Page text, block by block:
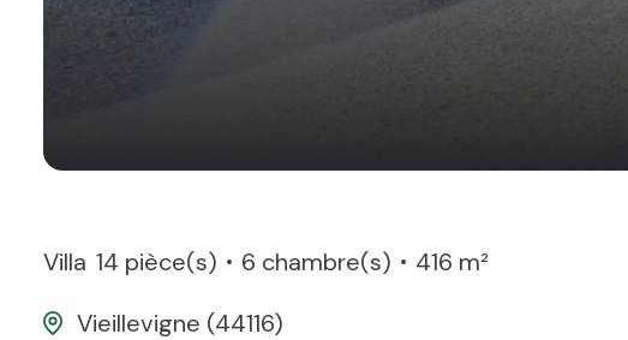
Villa 14 pièce(s) 6 chambre(s)
416 m²
Vieillevigne (44116)